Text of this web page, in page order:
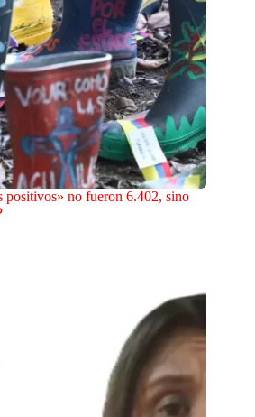
positivos» no fueron 6.402, sino